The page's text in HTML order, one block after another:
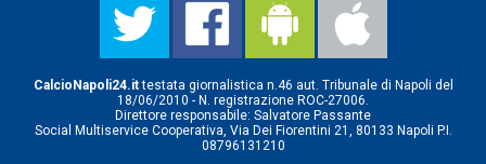
CalcioNapoli24.ittestata giornalistica n.46 aut. Tribunale di Napoli del
18/06/2010 - N. registrazione ROC-27006.
Direttore responsabile: Salvatore Passante
Social Multiservice Cooperativa, Via Dei Fiorentini 21, 80133 Napoli P.I.
08796131210